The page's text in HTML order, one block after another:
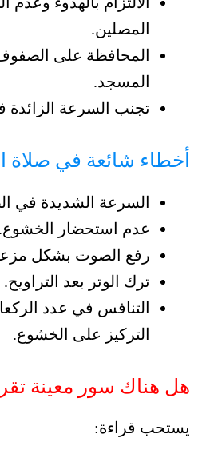
المصلين.
المحافظة على
المسجد.
تجنب السرعة الزائدة
أخطاء شائعة في صلاة
السرعة الشديدة في
عدم استحضار الخشوع.
رفع الصوت بشكل
ترك الوتر بعد التراويح.
التنافس في عدد
التركيز على الخشوع.
هل هناك سور معينة
يستحب قراءة: